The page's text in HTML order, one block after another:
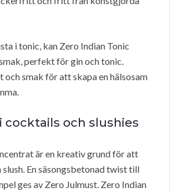
i tonic, kan Zero Indian Tonic
perfekt för gin och tonic.
och smak för att skapa en hälsosam
cocktails och slushies
är en kreativ grund för att
En säsongsbetonad twist till
ges av Zero Julmust. Zero Indian